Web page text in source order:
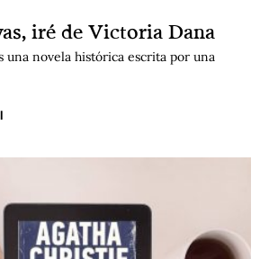
iré de Victoria Dana
una novela histórica escrita por una